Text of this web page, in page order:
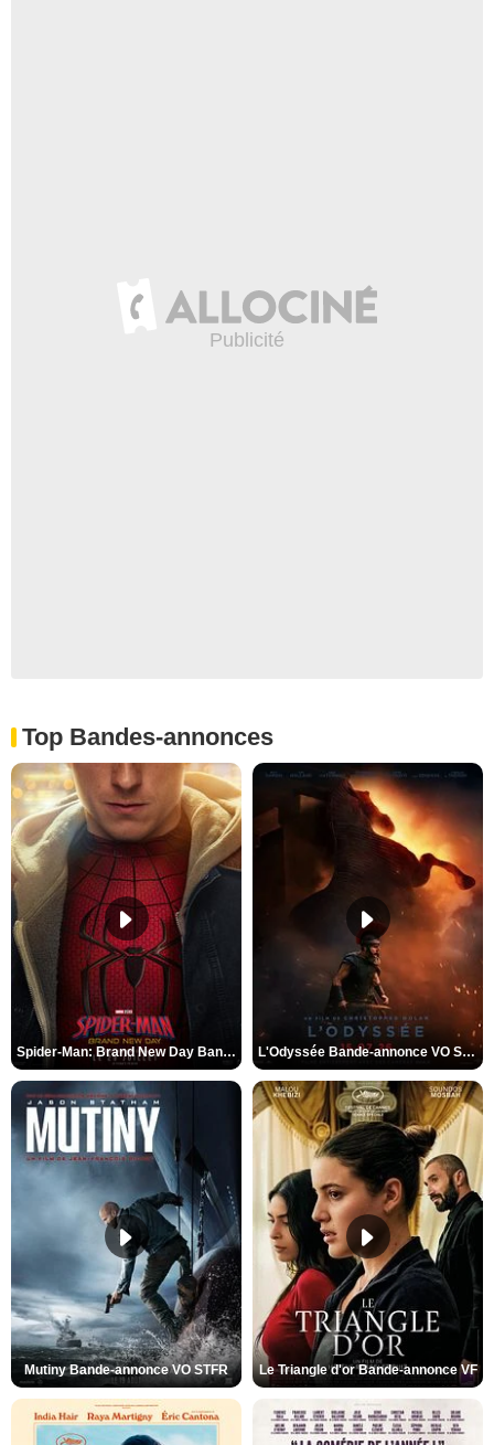
Top Bandes-annonces
Spider-Man: Brand New Day Bande-annonce VO STFR L'Odyssée Bande-annonce VO STFR
Mutiny Bande-annonce VO STFR Le Triangle d'or Bande-annonce VF